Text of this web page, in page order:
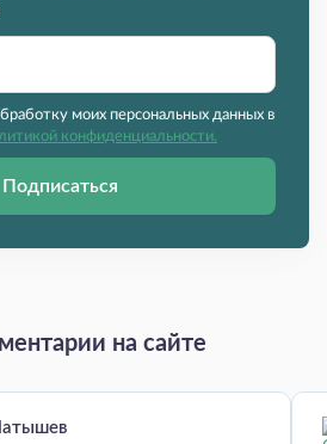
моих персональных данных в
конфиденциальности.
Подписаться
на сайте